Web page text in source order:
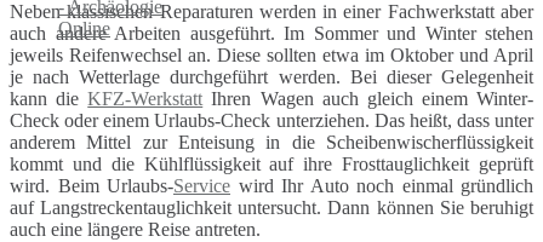
Neben klassischen Reparaturen werden in einer Fachwerkstatt aber
auch andere Arbeiten ausgeführt. Im Sommer und Winter stehen
jeweils Reifenwechsel an. Diese sollten etwa im Oktober und April
je nach Wetterlage durchgeführt werden. Bei dieser Gelegenheit
kann dieKFZ-Werkstatt Ihren Wagen auch gleich einem Winter-
Check oder einem Urlaubs-Check unterziehen. Das heißt, dass unter
anderem Mittel zur Enteisung in die Scheibenwischerflüssigkeit
kommt und die Kühlflüssigkeit auf ihre Frosttauglichkeit geprüft
wird. Beim Urlaubs-Service wird Ihr Auto noch einmal gründlich
auf Langstreckentauglichkeit untersucht. Dann können Sie beruhigt
auch eine längere Reise antreten.